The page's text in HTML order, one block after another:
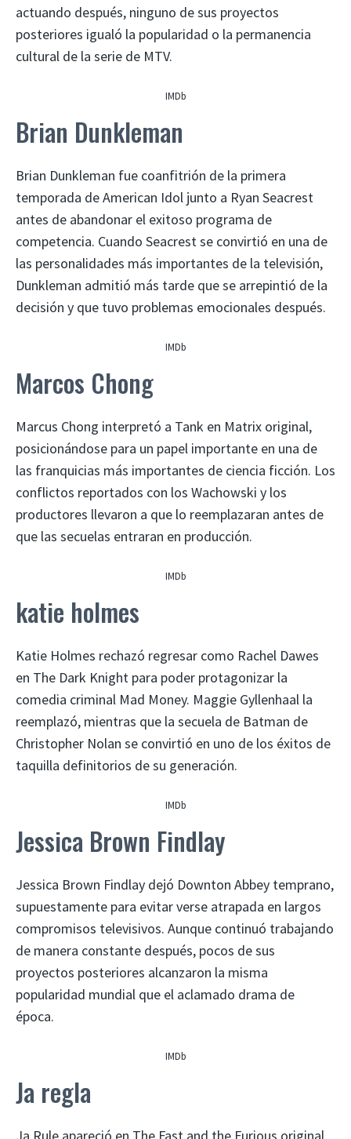
actuando después, ninguno de sus proyectos
posteriores igualó la popularidad o la permanencia
cultural de la serie de MTV.
IMDb
Brian Dunkleman
Brian Dunkleman fue coanfitrión de la primera
temporada de American Idol junto a Ryan Seacrest
antes de abandonar el exitoso programa de
competencia. Cuando Seacrest se convirtió en una de
las personalidades más importantes de la televisión,
Dunkleman admitió más tarde que se arrepintió de la
decisión y que tuvo problemas emocionales después.
IMDb
Marcos Chong
Marcus Chong interpretó a Tank en Matrix original,
posicionándose para un papel importante en una de
las franquicias más importantes de ciencia ficción. Los
conflictos reportados con los Wachowski y los
productores llevaron a que lo reemplazaran antes de
que las secuelas entraran en producción.
IMDb
katie holmes
Katie Holmes rechazó regresar como Rachel Dawes
en The Dark Knight para poder protagonizar la
comedia criminal Mad Money. Maggie Gyllenhaal la
reemplazó, mientras que la secuela de Batman de
Christopher Nolan se convirtió en uno de los éxitos de
taquilla definitorios de su generación.
IMDb
Jessica Brown Findlay
Jessica Brown Findlay dejó Downton Abbey temprano,
supuestamente para evitar verse atrapada en largos
compromisos televisivos. Aunque continuó trabajando
de manera constante después, pocos de sus
proyectos posteriores alcanzaron la misma
popularidad mundial que el aclamado drama de
época.
IMDb
Ja regla
Ja Rule apareció en The Fast and the Furious original